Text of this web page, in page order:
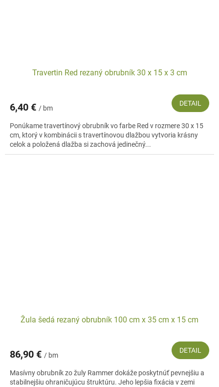
Travertin Red rezaný obrubník 30 x 15 x 3 cm
6,40 € / bm
DETAIL
Ponúkame travertínový obrubník vo farbe Red v rozmere 30 x 15
cm, ktorý v kombinácii s travertínovou dlažbou vytvoria krásny
celok a položená dlažba si zachová jedinečný...
Žula šedá rezaný obrubník 100 cm x 35 cm x 15 cm
86,90 € / bm
DETAIL
Masívny obrubník zo žuly Rammer dokáže poskytnúť pevnejšiu a
stabilnejšiu ohraničujúcu štruktúru. Jeho lepšia fixácia v zemi